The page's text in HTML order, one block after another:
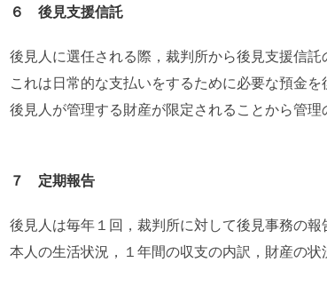
６ 後見支援信託
後見人に選任される際，裁判所から後見支援信託
これは日常的な支払いをするために必要な預金
後見人が管理する財産が限定されることから管
７ 定期報告
後見人は毎年１回，裁判所に対して後見事務の報
本人の生活状況，１年間の収支の内訳，財産の状